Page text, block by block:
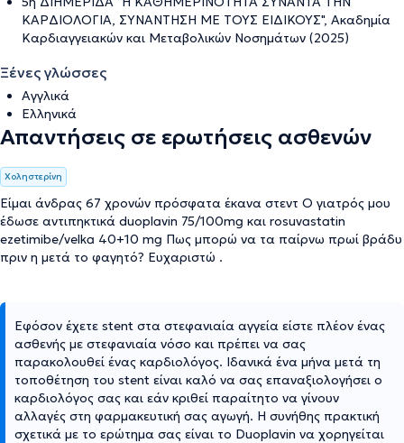
ΚΑΡΔΙΟΛΟΓΙΑ, ΣΥΝΑΝΤΗΣΗ ΜΕ ΤΟΥΣ ΕΙΔΙΚΟΥΣ", Ακαδημία
Καρδιαγγειακών και Μεταβολικών Νοσημάτων (2025)
Ξένες γλώσσες
Αγγλικά
Ελληνικά
Απαντήσεις σε ερωτήσεις ασθενών
Χοληστερίνη
Είμαι άνδρας 67 χρονών πρόσφατα έκανα στεντ Ο γιατρός μου
έδωσε αντιπηκτικά duoplavin 75/100mg και rosuvastatin
ezetimibe/velka 40+10 mg Πως μπορώ να τα παίρνω πρωί βράδυ
πριν η μετά το φαγητό? Ευχαριστώ .
Εφόσον έχετε stent στα στεφανιαία αγγεία είστε πλέον ένας
ασθενής με στεφανιαία νόσο και πρέπει να σας
παρακολουθεί ένας καρδιολόγος. Ιδανικά ένα μήνα μετά τη
τοποθέτηση του stent είναι καλό να σας επαναξιολογήσει ο
καρδιολόγος σας και εάν κριθεί παραίτητο να γίνουν
αλλαγές στη φαρμακευτική σας αγωγή. Η συνήθης πρακτική
σχετικά με το ερώτημα σας είναι το Duoplavin να χορηγείται